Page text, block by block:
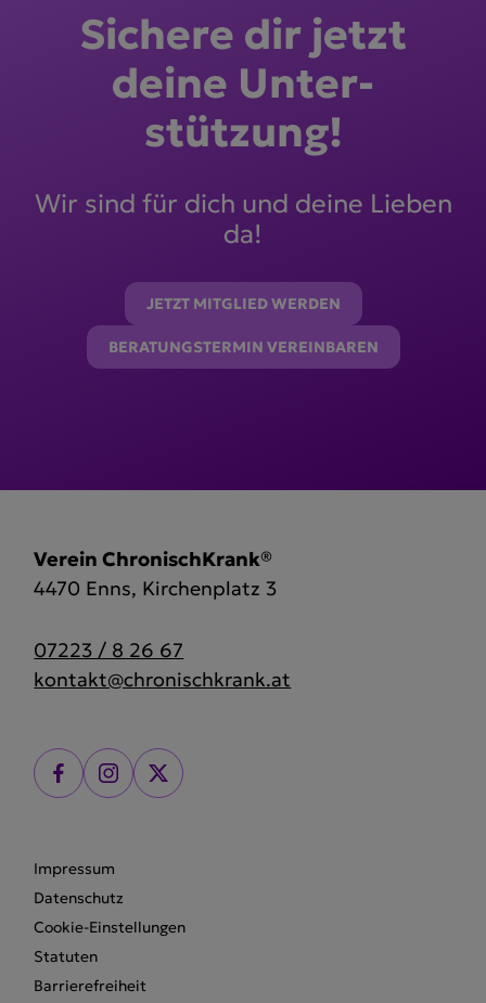
Sichere dir jetzt
deine Unter­
stützung!
Wir sind für dich und deine Lieben
da!
JETZT MITGLIED WERDEN
BERATUNGSTERMIN VEREINBAREN
Verein ChronischKrank®
4470 Enns, Kirchenplatz 3
07223 / 8 26 67
kontakt@chronischkrank.at
Impressum
Datenschutz
Cookie-Einstellungen
Statuten
Barrierefreiheit